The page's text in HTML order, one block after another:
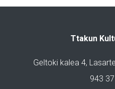
Ttakun
Geltoki kalea 4,
943